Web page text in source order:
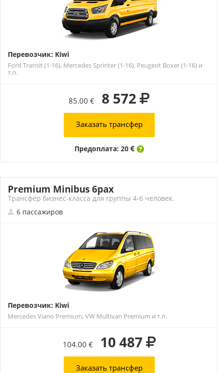
Перевозчик: Kiwi
Ford Transit (1-16), Mercedes Sprinter (1-16), Peugeot Boxer (1-16) и
т.п.
85.00 € 8 572
Заказать трансфер
Предоплата: 20
Premium Minibus 6pax
Трансфер бизнес-класса для группы 4-6 человек.
6 пассажиров
Перевозчик: Kiwi
Mercedes Viano Premium, VW Multivan Premium и т.п.
104.00 € 10 487
Заказать трансфер